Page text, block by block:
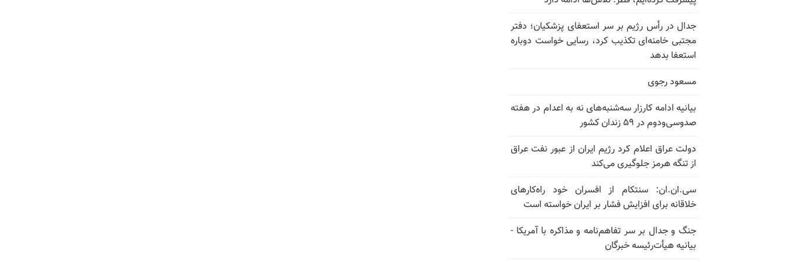
جدال در رأس رژیم بر سر استعفای پزشکیان؛ دفتر
مجتبی خامنه‌ای تکذیب کرد، رسایی خواست دوباره
استعفا بدهد
مسعود رجوی
بیانیه ادامه کارزار سه‌شنبه‌های نه به اعدام در هفته
صدوسی‌و‌دوم در ۵۹ زندان کشور
دولت عراق اعلام کرد رژیم ایران از عبور نفت عراق
از تنگه هرمز جلوگیری می‌کند
سی.ان.ان: سنتکام از افسران خود راه‌کارهای
خلاقانه برای افزایش فشار بر ایران خواسته است
جنگ و جدال بر سر تفاهم‌نامه و مذاکره با آمریکا -
بیانیه هیأت‌رئیسه خبرگان